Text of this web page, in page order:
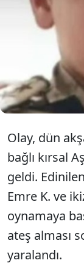
Olay, dün
bağlı kırsal
geldi.
Emre K. ve
oynamaya
ateş alması
yaralandı.